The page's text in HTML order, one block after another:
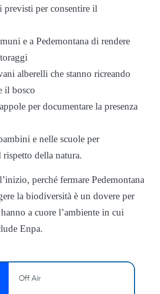
previsti per consentire il
e a Pedemontana di rendere
alberelli che stanno ricreando
il bosco
per documentare la presenza
e nelle scuole per
della natura.
perché fermare Pedemontana
la biodiversità è un dovere per
a cuore l’ambiente in cui
Enpa.